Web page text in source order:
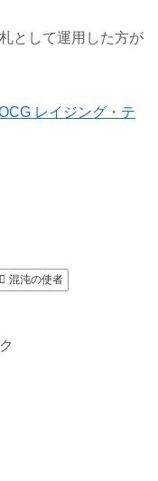
として運用した方が
レイジング・テ
混沌の使者